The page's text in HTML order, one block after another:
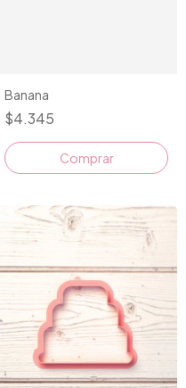
Banana
$4.345
Comprar